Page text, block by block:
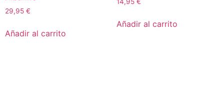
29,95 €
Añadir al carrito
Añadir al carrito